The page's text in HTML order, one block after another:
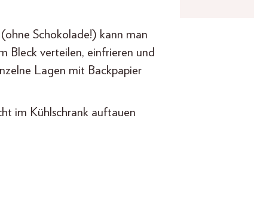
Schokolade!) kann man
Bleck verteilen, einfrieren und
Lagen mit Backpapier
im Kühlschrank auftauen